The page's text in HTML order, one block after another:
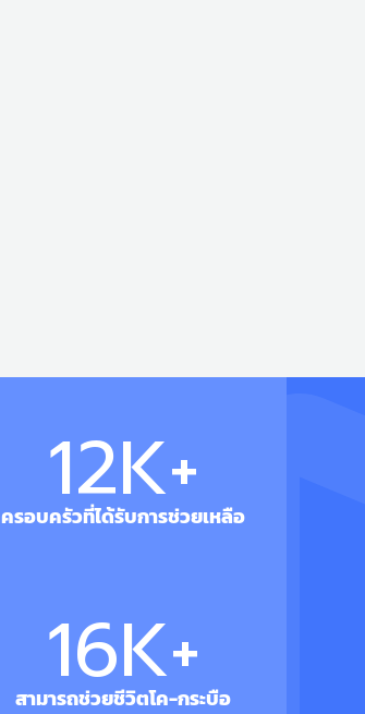
ครอบครัวที่ได้รับการช่วยเหลือ
12K+
สามารถช่วยชีวิตโค-กระบือ
17K+